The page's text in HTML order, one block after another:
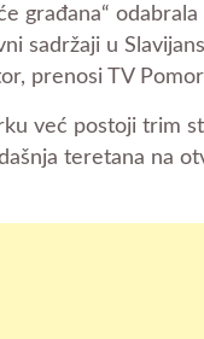
građana“
sadržaji u
prenosi TV
već postoji trim
teretana na